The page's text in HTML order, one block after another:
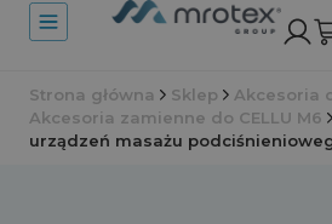
Strona główna Sklep
Akcesoria
Akcesoria zamienne do CELLU M6
urządzeń masażu